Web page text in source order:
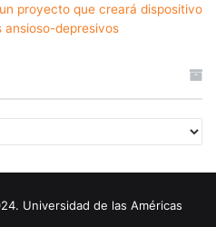
proyecto que creará dispositivo
ansioso-depresivos
Universidad de las Américas